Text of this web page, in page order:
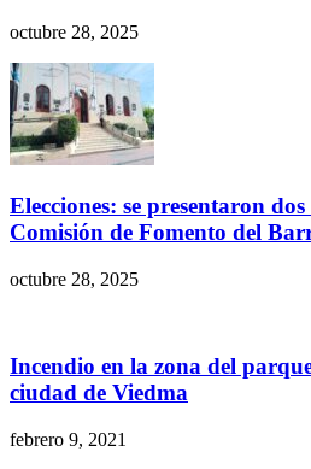
octubre 28, 2025
Elecciones: se presentaron
Comisión de Fomento del
octubre 28, 2025
Incendio en la zona del
ciudad de Viedma
febrero 9, 2021